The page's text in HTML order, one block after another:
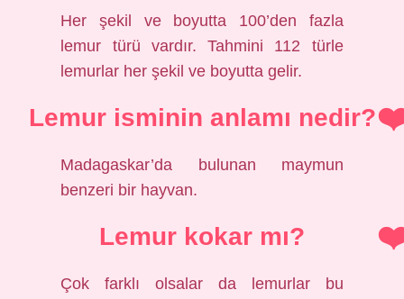
Her şekil ve boyutta 100’den fazla
lemur türü vardır. Tahmini 112 türle
lemurlar her şekil ve boyutta gelir.
Lemur isminin anlamı nedir?
Madagaskar’da bulunan maymun
benzeri bir hayvan.
Lemur kokar mı?
Çok farklı olsalar da lemurlar bu